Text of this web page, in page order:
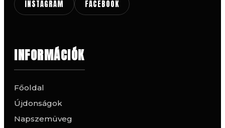
INSTAGRAM FACEBOOK
INFORMÁCIÓK
Főoldal
Újdonságok
Napszemüveg